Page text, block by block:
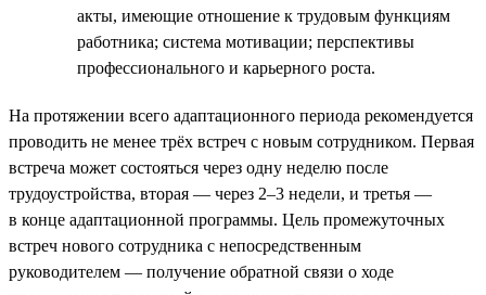
акты, имеющие отношение к трудовым функциям
работника; система мотивации; перспективы
профессионального и карьерного роста.
На протяжении всего адаптационного периода рекомендуется
проводить не менее трёх встреч с новым сотрудником. Первая
встреча может состояться через одну неделю после
трудоустройства, вторая — через 2–3 недели, и третья —
в конце адаптационной программы. Цель промежуточных
встреч нового сотрудника с непосредственным
руководителем — получение обратной связи о ходе